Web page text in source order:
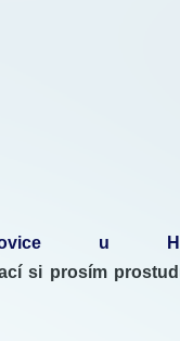
u
si prosím